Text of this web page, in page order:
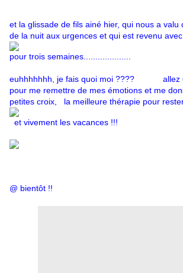
et la glissade de fils ainé hier, qui nous a valu
de la nuit aux urgences et qui est revenu avec
pour trois semaines....................
euhhhhhhh, je fais quoi moi ???? allez
pour me remettre de mes émotions et me
petites croix, la meilleure thérapie pour
et vivement les vacances !!!
@ bientôt !!